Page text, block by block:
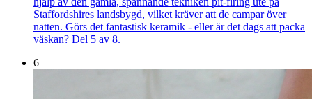
Staffordshires landsbygd, vilket kräver att de campar över
natten. Görs det fantastisk keramik - eller är det dags att packa
väskan? Del 5 av 8.
6